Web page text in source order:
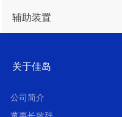
辅助装置
关于佳岛
公司简介